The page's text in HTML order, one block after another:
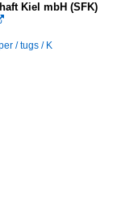
Kiel mbH (SFK)
/ tugs / K